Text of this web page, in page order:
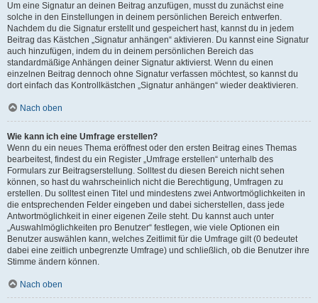
Um eine Signatur an deinen Beitrag anzufügen, musst du zunächst eine
solche in den Einstellungen in deinem persönlichen Bereich entwerfen.
Nachdem du die Signatur erstellt und gespeichert hast, kannst du in jedem
Beitrag das Kästchen „Signatur anhängen“ aktivieren. Du kannst eine Signatur
auch hinzufügen, indem du in deinem persönlichen Bereich das
standardmäßige Anhängen deiner Signatur aktivierst. Wenn du einen
einzelnen Beitrag dennoch ohne Signatur verfassen möchtest, so kannst du
dort einfach das Kontrollkästchen „Signatur anhängen“ wieder deaktivieren.
Nach oben
Wie kann ich eine Umfrage erstellen?
Wenn du ein neues Thema eröffnest oder den ersten Beitrag eines Themas
bearbeitest, findest du ein Register „Umfrage erstellen“ unterhalb des
Formulars zur Beitragserstellung. Solltest du diesen Bereich nicht sehen
können, so hast du wahrscheinlich nicht die Berechtigung, Umfragen zu
erstellen. Du solltest einen Titel und mindestens zwei Antwortmöglichkeiten in
die entsprechenden Felder eingeben und dabei sicherstellen, dass jede
Antwortmöglichkeit in einer eigenen Zeile steht. Du kannst auch unter
„Auswahlmöglichkeiten pro Benutzer“ festlegen, wie viele Optionen ein
Benutzer auswählen kann, welches Zeitlimit für die Umfrage gilt (0 bedeutet
dabei eine zeitlich unbegrenzte Umfrage) und schließlich, ob die Benutzer ihre
Stimme ändern können.
Nach oben